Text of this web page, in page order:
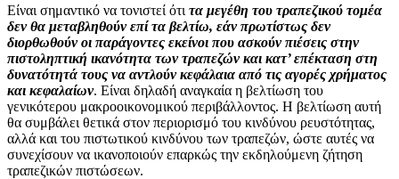
Είναι σημαντικό να τονιστεί ότι τα μεγέθη του τραπεζικού τομέα
δεν θα μεταβληθούν επί τα βελτίω, εάν πρωτίστως δεν
διορθωθούν οι παράγοντες εκείνοι που ασκούν πιέσεις στην
πιστοληπτική ικανότητα των τραπεζών και κατ’ επέκταση στη
δυνατότητά τους να αντλούν κεφάλαια από τις αγορές χρήματος
και κεφαλαίων. Είναι δηλαδή αναγκαία η βελτίωση του
γενικότερου μακροοικονομικού περιβάλλοντος. Η βελτίωση αυτή
θα συμβάλει θετικά στον περιορισμό του κινδύνου ρευστότητας,
αλλά και του πιστωτικού κινδύνου των τραπεζών, ώστε αυτές να
συνεχίσουν να ικανοποιούν επαρκώς την εκδηλούμενη ζήτηση
τραπεζικών πιστώσεων.